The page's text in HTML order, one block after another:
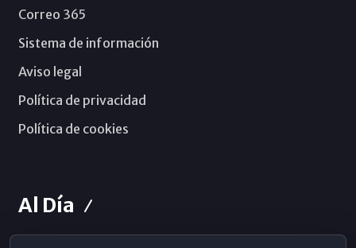
Correo 365
Sistema de información
Aviso legal
Política de privacidad
Política de cookies
Al Día